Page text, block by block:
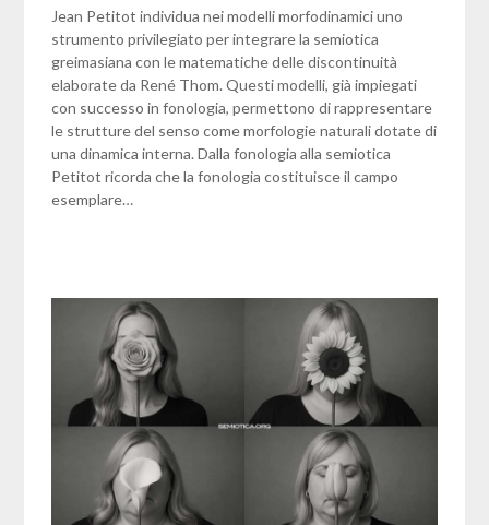
Jean Petitot individua nei modelli morfodinamici uno
strumento privilegiato per integrare la semiotica
greimasiana con le matematiche delle discontinuità
elaborate da René Thom. Questi modelli, già impiegati
con successo in fonologia, permettono di rappresentare
le strutture del senso come morfologie naturali dotate di
una dinamica interna. Dalla fonologia alla semiotica
Petitot ricorda che la fonologia costituisce il campo
esemplare…